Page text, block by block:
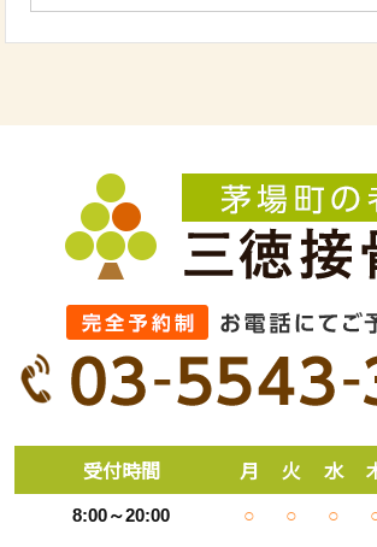
受付時間 月 火 水
8:00～20:00 ○ ○ ○